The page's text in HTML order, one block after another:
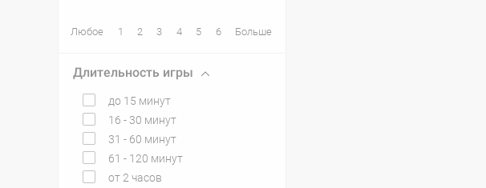
Любое 1 2 3 4 5 6 Больше
Длительность игры
до 15 минут
16 - 30 минут
31 - 60 минут
61 - 120 минут
от 2 часов